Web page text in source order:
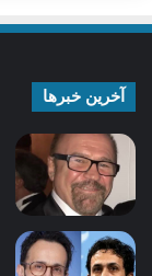
آخرین خبرها